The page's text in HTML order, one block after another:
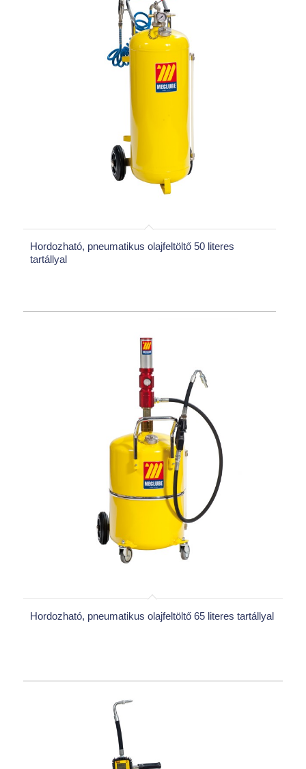
Hordozható, pneumatikus olajfeltöltő 50 literes
tartállyal
Hordozható, pneumatikus olajfeltöltő 65 literes tartállyal